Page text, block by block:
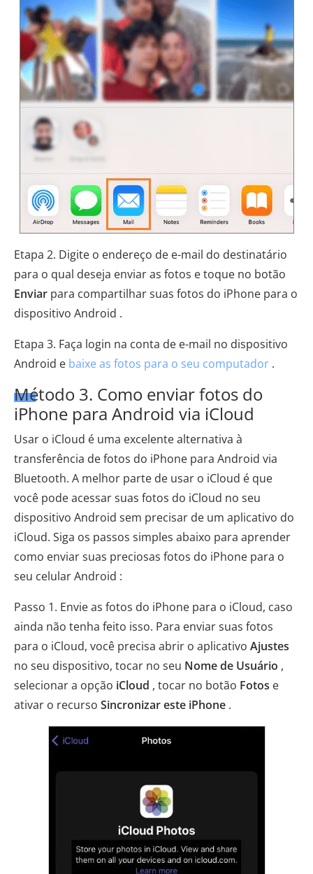
Etapa 2. Digite o endereço de e-mail do destinatário
para o qual deseja enviar as fotos e toque no botão
Enviar para compartilhar suas fotos do iPhone para o
dispositivo Android .
Etapa 3. Faça login na conta de e-mail no dispositivo
Android e baixe as fotos para o seu computador .
Método 3. Como enviar fotos do
iPhone para Android via iCloud
Usar o iCloud é uma excelente alternativa à
transferência de fotos do iPhone para Android via
Bluetooth. A melhor parte de usar o iCloud é que
você pode acessar suas fotos do iCloud no seu
dispositivo Android sem precisar de um aplicativo do
iCloud. Siga os passos simples abaixo para aprender
como enviar suas preciosas fotos do iPhone para o
seu celular Android :
Passo 1. Envie as fotos do iPhone para o iCloud, caso
ainda não tenha feito isso. Para enviar suas fotos
para o iCloud, você precisa abrir o aplicativo Ajustes
no seu dispositivo, tocar no seu Nome de Usuário ,
selecionar a opção iCloud , tocar no botão Fotos e
ativar o recurso Sincronizar este iPhone .